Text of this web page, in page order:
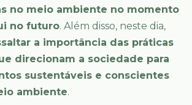
no meio ambiente no momento
no futuro. Além disso, neste dia,
a importância das práticas
direcionam a sociedade para
sustentáveis e conscientes
ambiente.